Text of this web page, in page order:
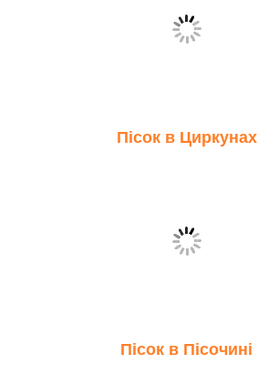
Пісок в Циркунах
Пісок в Пісочині